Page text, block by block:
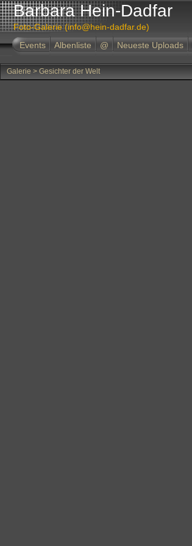
Barbara Hein-Dadfar
Foto-Galerie (info@hein-dadfar.de)
Events
Albenliste @ Neueste Uploads
Galerie > Gesichter der Welt